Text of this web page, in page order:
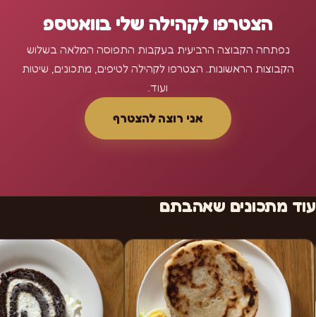
הצטרפו לקהילה שלי בוואטספ
נפתחה הקבוצה הרביעית בעקבות התפוסה המלאה בשלוש
הקבוצות הראשונות. הצטרפו לקהילה לטיפים, מתכונים, שיטות
ועוד.
אני רוצה להצטרף
עוד מתכונים שאהבתם